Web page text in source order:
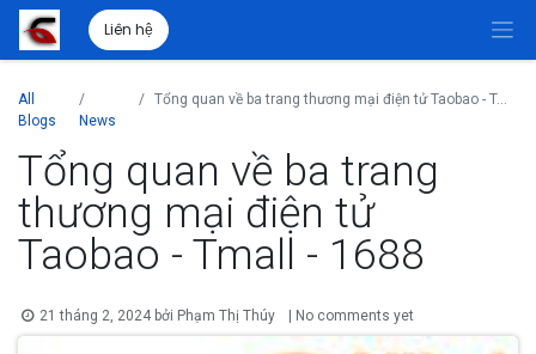
Liên hệ
All
Blogs
News
Tổng quan về ba trang thương mại điện tử Taobao - Tmall - 1688
Tổng quan về ba trang
thương mại điện tử
Taobao - Tmall - 1688
21 tháng 2, 2024 bởi Phạm Thị Thúy | No comments yet